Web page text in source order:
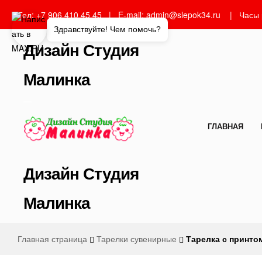
Тел: +7 906 410 45 45 | E-mail: admin@slepok34.ru |
Дизайн Студия
Малинка
Дизайн Студия
Малинка
ГЛАВНАЯ
Главная страница Тарелки сувенирные Тарелка с
Здравствуйте! Чем помочь?